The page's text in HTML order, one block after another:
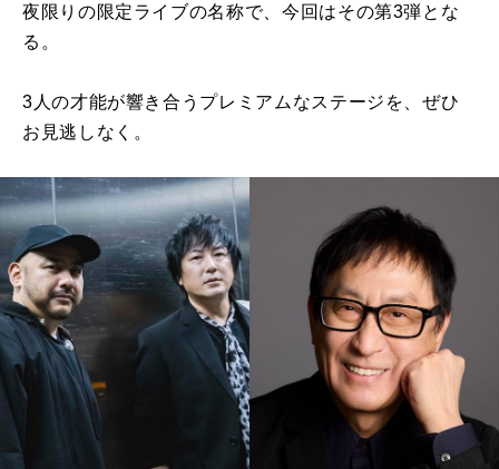
夜限りの限定ライブの名称で、今回はその第3弾とな
る。
3人の才能が響き合うプレミアムなステージを、ぜひ
お見逃しなく。